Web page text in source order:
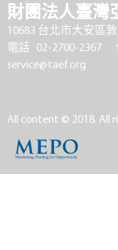
財團法人臺灣
10683 台北市大安區
電話 02-2700-2367
service@taef.org
All content © 2018. All